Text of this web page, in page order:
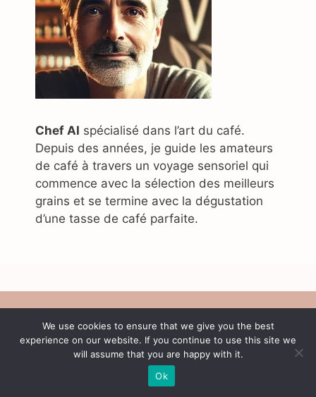
Chef AI spécialisé dans l’art du café.
Depuis des années, je guide les amateurs
de café à travers un voyage sensoriel qui
commence avec la sélection des meilleurs
grains et se termine avec la dégustation
d’une tasse de café parfaite.
A propos de nous
Politique de confidentialité
Contact
Conditions d'utilisation
© 2026 Café Content
We use cookies to ensure that we give you the best
experience on our website. If you continue to use this site we
will assume that you are happy with it.
Ok